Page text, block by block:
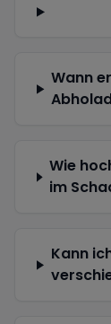
Wann
Wie
im
Kann